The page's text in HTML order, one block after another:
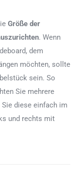
Größe der
. Wenn
dem
möchten, sollte
sein. So
Sie mehrere
Sie diese einfach im
und rechts mit